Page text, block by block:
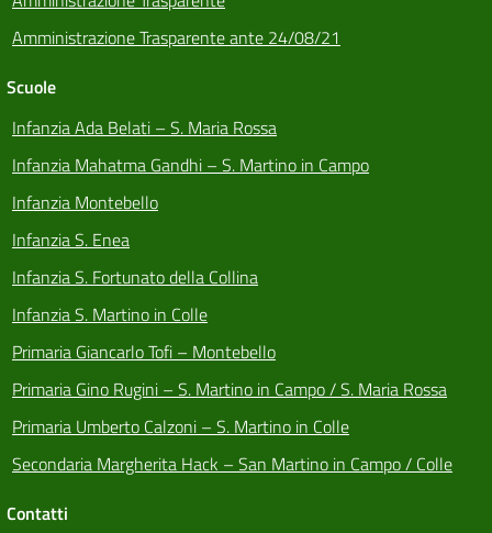
Amministrazione Trasparente ante 24/08/21
Scuole
Infanzia Ada Belati – S. Maria Rossa
Infanzia Mahatma Gandhi – S. Martino in Campo
Infanzia Montebello
Infanzia S. Enea
Infanzia S. Fortunato della Collina
Infanzia S. Martino in Colle
Primaria Giancarlo Tofi – Montebello
Primaria Gino Rugini – S. Martino in Campo / S. Maria Rossa
Primaria Umberto Calzoni – S. Martino in Colle
Secondaria Margherita Hack – San Martino in Campo / Colle
Contatti